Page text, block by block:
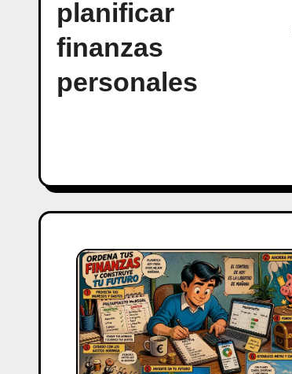
planificar
finanzas
personales